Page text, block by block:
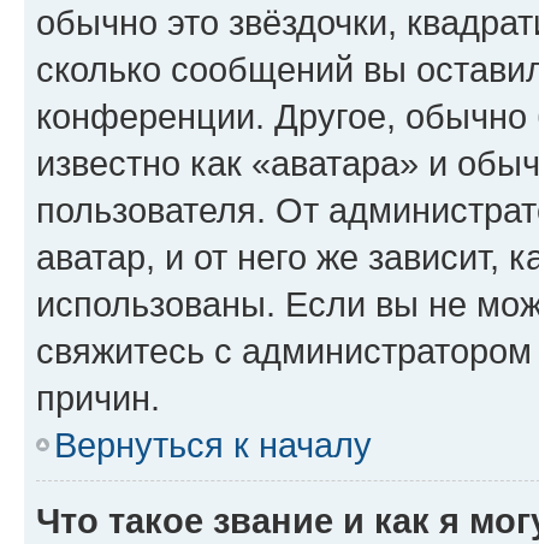
обычно это звёздочки,
сколько сообщений вы
конференции. Другое,
известно как «аватара» и
пользователя. От
аватар, и от него же зависит,
использованы. Если вы не
свяжитесь с
причин.
Вернуться к началу
Что такое звание и как я